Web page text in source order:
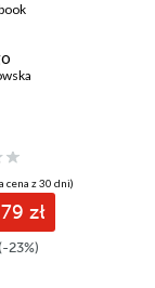
cena z 30 dni)
zł
(-23%)